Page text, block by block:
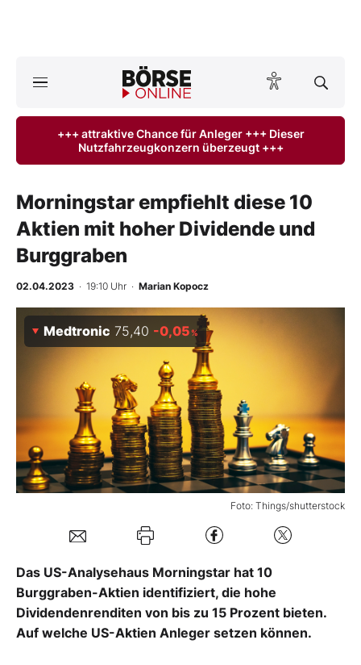
ktuelle Ausgabe BÖRSE ONLINE lesen
Anlageprodukte
Finanz-Check
Abo & Shop
BO-Musterdepots
Experten
Mein B:O
Mein Konto
+++ attraktive Chance für Anleger +++ Dieser
Nutzfahrzeugkonzern überzeugt +++
Morningstar empfiehlt diese 10
Aktien mit hoher Dividende und
Burggraben
02.04.2023 · 19:10 Uhr · Marian Kopocz
Foto: Things/shutterstock
Medtronic 75,40 -0,05 %
Das US-Analysehaus Morningstar hat 10
Burggraben-Aktien identifiziert, die hohe
Dividendenrenditen von bis zu 15 Prozent bieten.
Auf welche US-Aktien Anleger setzen können.